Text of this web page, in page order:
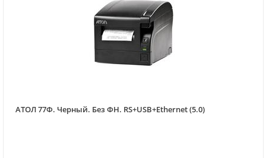
АТОЛ 77Ф. Черный. Без ФН. RS+USB+Ethernet (5.0)